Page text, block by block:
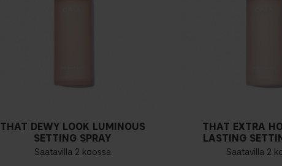
THAT DEWY LOOK LUMINOUS
SETTING SPRAY
Saatavilla 2 koossa
THAT EXTRA
LASTING
Saatavilla 2